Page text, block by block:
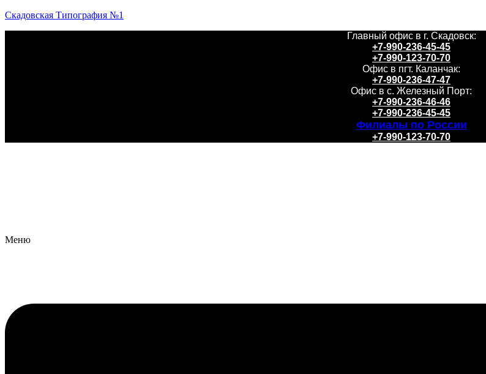
Скадовская Типография №1
Главный офис в г. Скадовск:
+7-990-236-45-45
+7-990-123-70-70
Офис в пгт. Каланчак:
+7-990-236-47-47
Офис в с. Железный Порт:
+7-990-236-46-46
+7-990-236-45-45
Филиалы по России
+7-990-123-70-70
Меню